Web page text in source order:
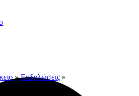
»Εκδηλώσεις »